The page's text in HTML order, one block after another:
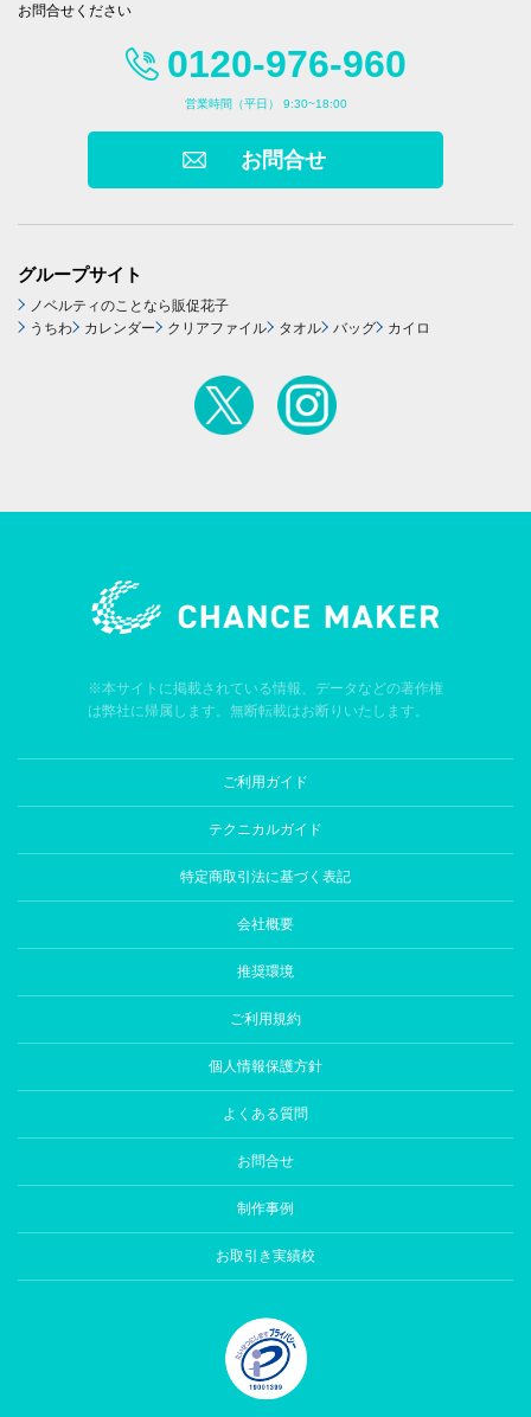
お問合せください
0120-976-960
営業時間（平日） 9:30~18:00
お問合せ
グループサイト
ノベルティのことなら販促花子
うちわ
カレンダー クリアファイル タオル バッグ カイロ
※本サイトに掲載されている情報、データなどの著作権
は弊社に帰属します。無断転載はお断りいたします。
ご利用ガイド
テクニカルガイド
特定商取引法に基づく表記
会社概要
推奨環境
ご利用規約
個人情報保護方針
よくある質問
お問合せ
制作事例
お取引き実績校